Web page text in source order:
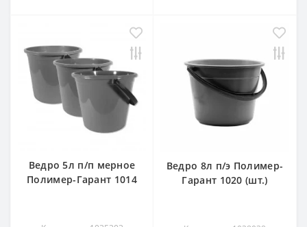
Ведро 5л п/п мерное
Полимер-Гарант 1014
Ведро 8л п/э Полимер-
Гарант 1020 (шт.)